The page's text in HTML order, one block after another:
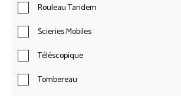
Rouleau Tandem
Scieries Mobiles
Téléscopique
Tombereau